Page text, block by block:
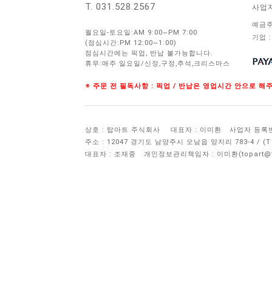
T. 031.528.2567
월요일-토요일:AM 9:00~PM 7:00
(점심시간:PM 12:00~1:00)
점심시간에는 픽업, 반납 불가능합니다.
휴무:매주 일요일/신정,구정,추석,크리스마스
사업
예금
기업
※ 주문 전 필독사항 : 픽업 / 반납은 영업시간 안으로 해
상호 : 탑아트 주식회사 대표자 : 이미환
사업자 등록
주소 : 12047 경기도 남양주시 오남읍 양지리 783-4 /
대표자 : 조재중
개인정보관리책임자 : 이미환